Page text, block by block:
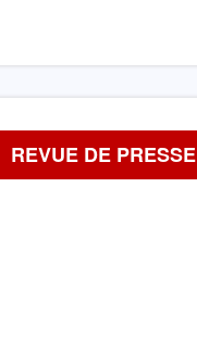
REVUE DE PRESSE